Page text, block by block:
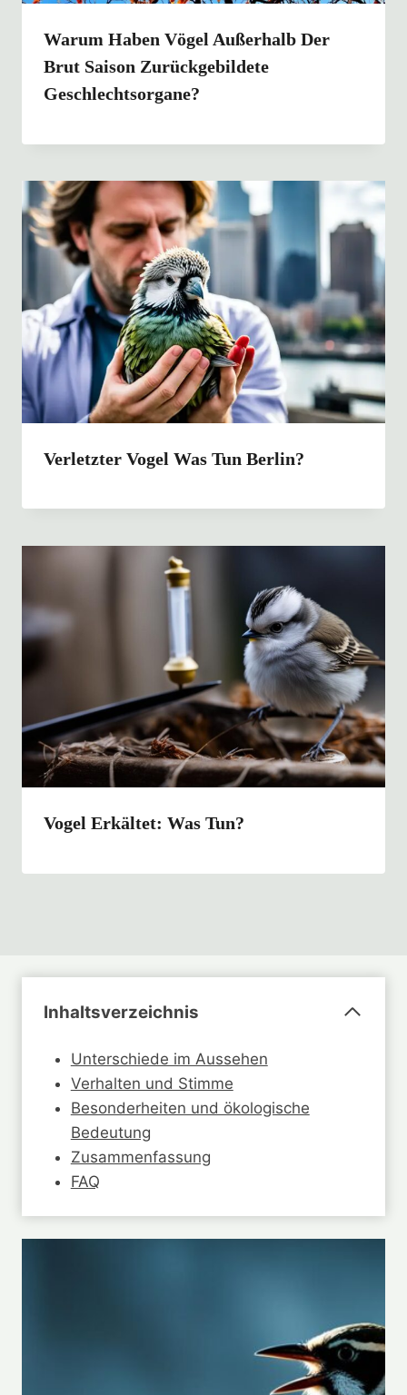
Warum Haben Vögel Außerhalb Der
Brut Saison Zurückgebildete
Geschlechtsorgane?
Verletzter Vogel Was Tun Berlin?
Vogel Erkältet: Was Tun?
Inhaltsverzeichnis
Unterschiede im Aussehen
Verhalten und Stimme
Besonderheiten und ökologische
Bedeutung
Zusammenfassung
FAQ